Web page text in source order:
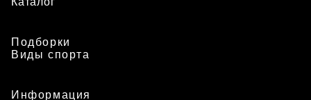
Подборки
Виды спорта
Информация